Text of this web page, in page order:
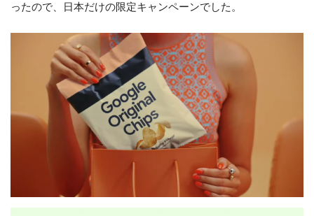
ったので、日本だけの限定キャンペーンでした。